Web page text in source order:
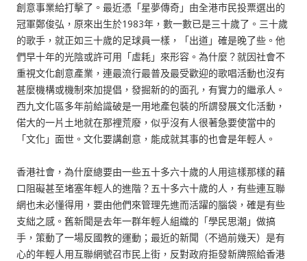
創意事業給打擊了。最近憑「星夢傳奇」由全港市民投票選出的
冠軍鄭俊弘，原來出生於1983年，數一數已是三十歲了。三十歲
的歌手，就正如三十歲的足球員一樣，「出道」確是晚了些。他
們早十年的光陰或許可用「虛耗」來形容。為什麼？就因社會不
重視文化創意產業，連最流行最普及最受歡迎的歌唱活動也沒有
甚麼機構或機制來加提倡，發掘新的的面孔，有實力的繼承人。
西九文化區多年前給識破是一用地產包裝的所謂發展文化活動，
偌大的一片土地就在那裡荒廢，似乎沒有人很著急要使當中的
「文化」面世。文化要講創意，能成就其事的也會是年輕人。
香港社會，為什麼總要由一些五十多六十歲的人用這樣那樣的藉
口阻礙甚至堵塞年輕人的進階？五十多六十歲的人，有些連互聯
網也未必懂得用，要由他們來管理先進而活躍的腦袋，確是有些
支絀之感。舊新聞是去年一群年輕人組織的「學民思潮」做搞
手，策動了一場反國教的運動；最近的新聞（不過前幾天）是有
心的年輕人用互聯網號召市民上街，反對政府拒發新牌照給香港